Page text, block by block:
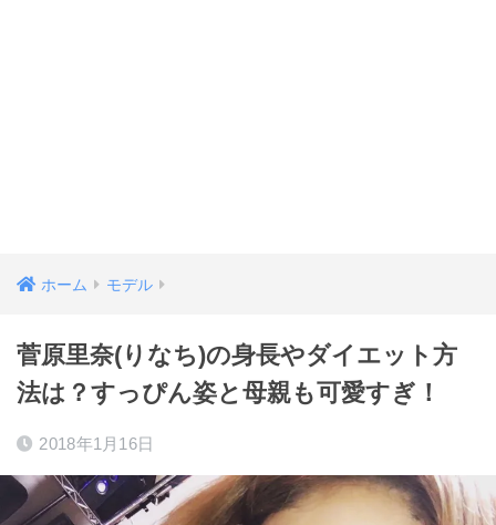
ホーム モデル
菅原里奈(りなち)の身長やダイエット方
法は？すっぴん姿と母親も可愛すぎ！
2018年1月16日